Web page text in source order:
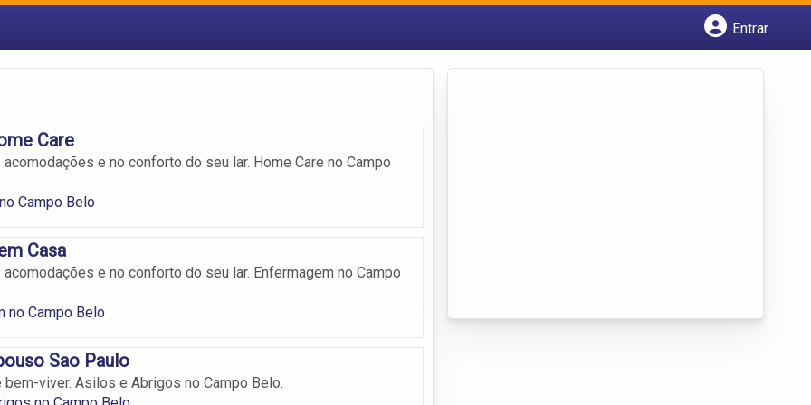
Entrar
Care
e no conforto do seu lar. Home Care no Campo
Campo Belo
Casa
e no conforto do seu lar. Enfermagem no Campo
no Campo Belo
Sao Paulo
bem-viver. Asilos e Abrigos no Campo Belo.